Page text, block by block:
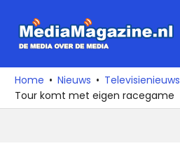
naar
media
over
de
Home Nieuws Televisienieuws
Tour komt met eigen racegame